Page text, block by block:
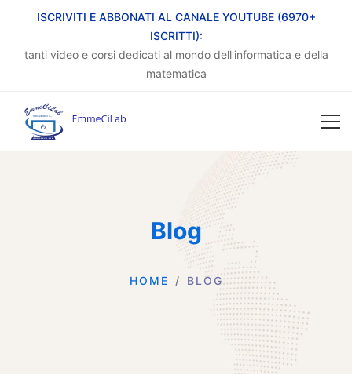
ISCRIVITI E ABBONATI AL CANALE YOUTUBE (6970+
ISCRITTI):
tanti video e corsi dedicati al mondo dell'informatica e della
matematica
Blog
HOME BLOG